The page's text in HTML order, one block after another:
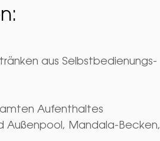
aus Selbstbedienungs-
Aufenthaltes
Außenpool, Mandala-Becken,